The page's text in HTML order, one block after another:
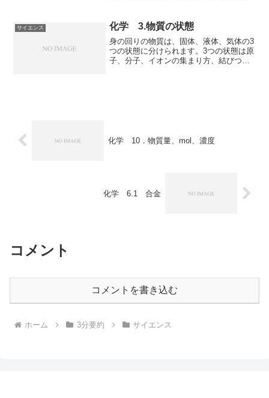
す。脱炭素のイノベーションは早く、潮
流に乗り遅れれば、衰退の危機になって
しまいます。脱炭素に向けた各分野の動
きや日本に必要なことを知ることができ
る本になっています。
サイエンス 化学 3.物質の状態
身の回りの物質は、固体、液体、気体の3
つの状態に分けられます。3つの状態は原
子、分子、イオンの集まり方、結びつき
化学 10．物質量、mol、濃度
化学 6.1 合金
コメント
コメントを書き込む
ホーム 3分要約 サイエンス